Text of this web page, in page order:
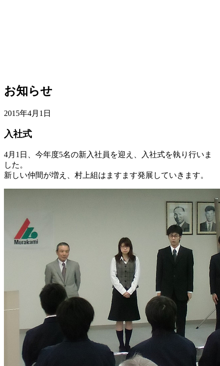
お知らせ
2015年4月1日
入社式
4月1日、今年度5名の新入社員を迎え、入社式を執り行いま
した。
新しい仲間が増え、村上組はますます発展していきます。